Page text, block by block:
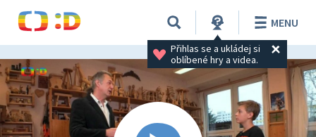
Přihlas se a ukládej si
oblíbené hry a videa.
MENU